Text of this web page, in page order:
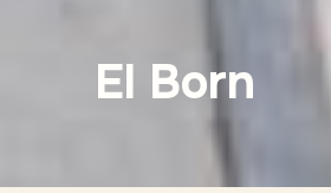
El Born